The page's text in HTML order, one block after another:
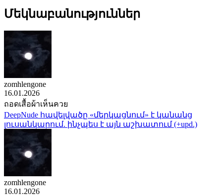
Մեկնաբանություններ
zomhlengone
16.01.2026
ถอดเสื้อผ้าเห็นควย
DeepNude հավելվածը «մերկացնում» է կանանց
լուսանկարում. ինչպես է այն աշխատում (+upd.)
zomhlengone
16.01.2026